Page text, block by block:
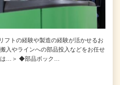
フトの経験や製造の経験が活かせるお
入やラインへの部品投入などをお任せ
は…＞ ◆部品ボック…